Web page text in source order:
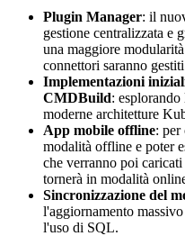
Plugin Manager: il
gestione centralizzata e
una maggiore
connettori saranno
Implementazioni
CMDBuild:
moderne architetture
App mobile offline: per
modalità offline e poter
che verranno poi
tornerà in modalità
Sincronizzazione del
l'aggiornamento
l'uso di SQL.